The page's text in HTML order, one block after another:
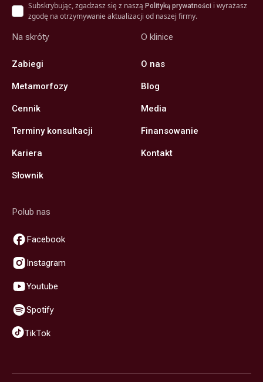
Subskrybując, zgadzasz się z naszą Polityką prywatności i wyrażasz
zgodę na otrzymywanie aktualizacji od naszej firmy.
Na skróty
Zabiegi
Metamorfozy
Cennik
Terminy konsultacji
Kariera
Słownik
O klinice
O nas
Blog
Media
Finansowanie
Kontakt
Polub nas
Facebook
Instagram
Youtube
Spotify
TikTok